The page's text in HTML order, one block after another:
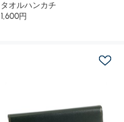
タオルハンカチ
1,600円